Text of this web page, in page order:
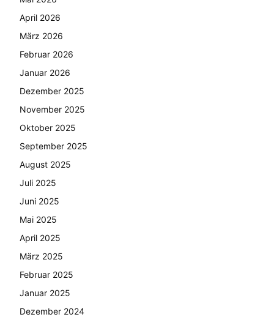
April 2026
März 2026
Februar 2026
Januar 2026
Dezember 2025
November 2025
Oktober 2025
September 2025
August 2025
Juli 2025
Juni 2025
Mai 2025
April 2025
März 2025
Februar 2025
Januar 2025
Dezember 2024